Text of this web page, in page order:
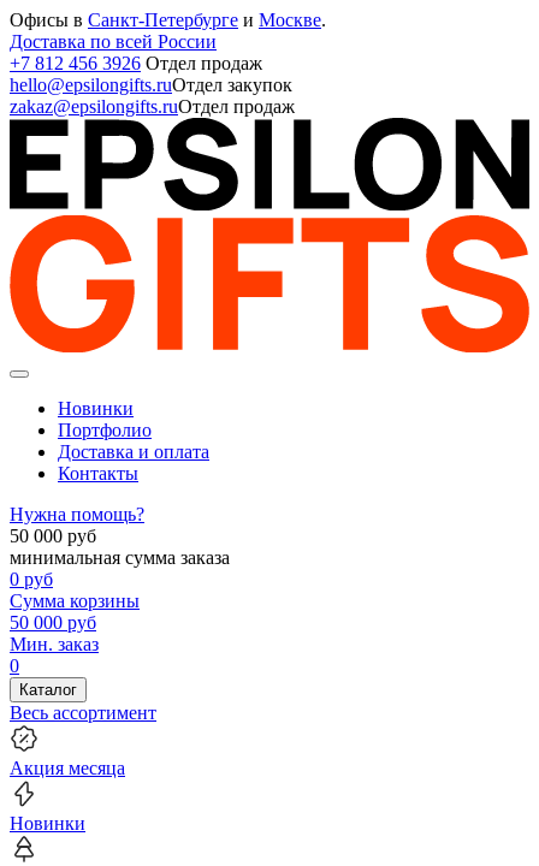
Офисы в Санкт-Петербурге и Москве.
Доставка по всей России
+7 812 456 3926 Отдел продаж
hello@epsilongifts.ruОтдел закупок
zakaz@epsilongifts.ruОтдел продаж
Новинки
Портфолио
Доставка и оплата
Контакты
Нужна помощь?
50 000 руб
минимальная сумма заказа
0 руб
Сумма корзины
50 000 руб
Мин. заказ
0
Каталог
Весь ассортимент
Акция месяца
Новинки